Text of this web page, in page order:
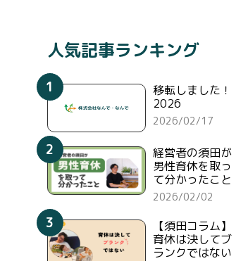
人気記事ランキング
1
移転しました！
2026
2026/02/17
2
経営者の須田が
男性育休を取っ
て分かったこと
2026/02/02
3
【須田コラム】
育休は決してブ
ランクではない